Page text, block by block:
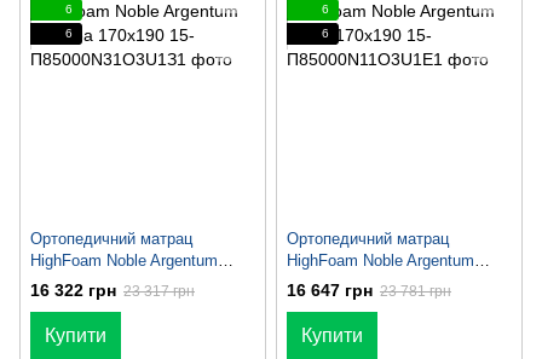
6
6
Ортопедичний матрац
HighFoam Noble Argentum
Amaltea 170x190
16 322 грн 23 317 грн
Купити
6
6
Ортопедичний матрац
HighFoam Noble Argentum
Moon 170x190
16 647 грн 23 781 грн
Купити